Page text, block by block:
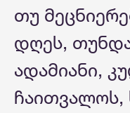
თუ
დღეს,
ადამიანი,
ჩაითვალოს,